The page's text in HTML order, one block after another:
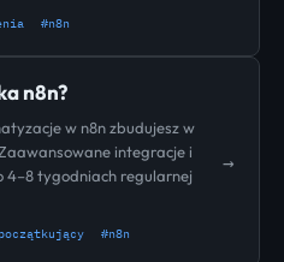
#n8n
n8n?
w n8n zbudujesz w
integracje i
tygodniach regularnej
#n8n
→